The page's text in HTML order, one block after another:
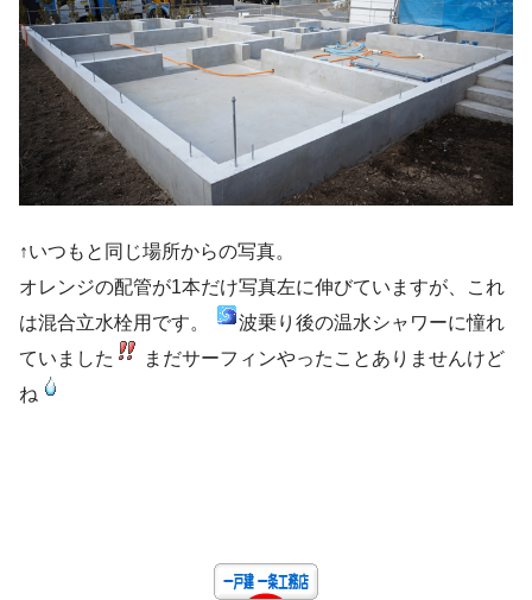
↑いつもと同じ場所からの写真。
オレンジの配管が1本だけ写真左に伸びていますが、これ
は混合立水栓用です。
波乗り後の温水シャワーに憧れ
ていました
まだサーフィンやったことありませんけど
ね